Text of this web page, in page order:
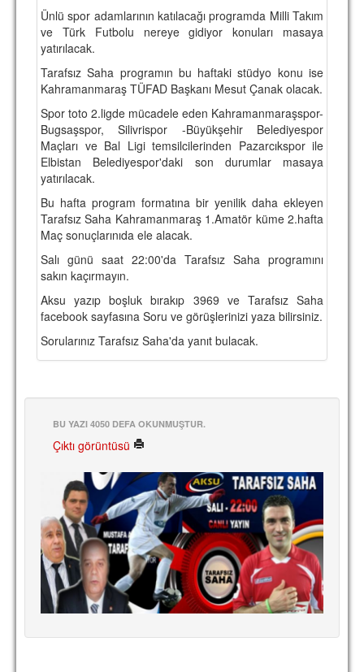
MULTİMEDYA
FOTOĞRAF & VİDEOLAR
MARŞ & TEZAHÜRATLAR
KULÜP
AMBLEM
SPOR TESİSLERİ
YÖNETİM KURULU
PERSONEL
SPONSORLAR
TARİHÇE
TARİHİ BAŞARILAR
ESKi BAŞKANLAR
ESKİ HOCALAR
HAKKIMIZDA
MİSYON
HAKKIMIZDA
İRTİBAT
SİTE İSTATİSTİKLERİ
REKLAM YAYINI
Ünlü spor adamlarının katılacağı programda Milli Takım
ve Türk Futbolu nereye gidiyor konuları masaya
yatırılacak.
Tarafsız Saha programın bu haftaki stüdyo konu ise
Kahramanmaraş TÜFAD Başkanı Mesut Çanak olacak.
Spor toto 2.ligde mücadele eden Kahramanmaraşspor-
Bugsaşspor, Silivrispor -Büyükşehir Belediyespor
Maçları ve Bal Ligi temsilcilerinden Pazarcıkspor ile
Elbistan Belediyespor'daki son durumlar masaya
yatırılacak.
Bu hafta program formatına bir yenilik daha ekleyen
Tarafsız Saha Kahramanmaraş 1.Amatör küme 2.hafta
Maç sonuçlarınıda ele alacak.
Salı günü saat 22:00'da Tarafsız Saha programını
sakın kaçırmayın.
Aksu yazıp boşluk bırakıp 3969 ve Tarafsız Saha
facebook sayfasına Soru ve görüşlerinizi yaza bilirsiniz.
Sorularınız Tarafsız Saha'da yanıt bulacak.
BU YAZI 4050 DEFA OKUNMUŞTUR.
Çıktı görüntüsü